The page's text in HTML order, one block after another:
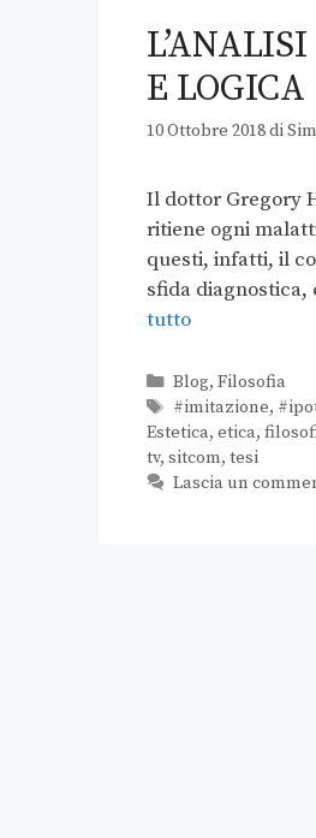
E LOGICA
10 Ottobre 2018di
Il dottor Gregory
ritiene ogni
questi, infatti, il
sfida diagnostica,
tutto
Blog, Filosofia
#imitazione,
Estetica, etica,
tv, sitcom, tesi
Lascia un